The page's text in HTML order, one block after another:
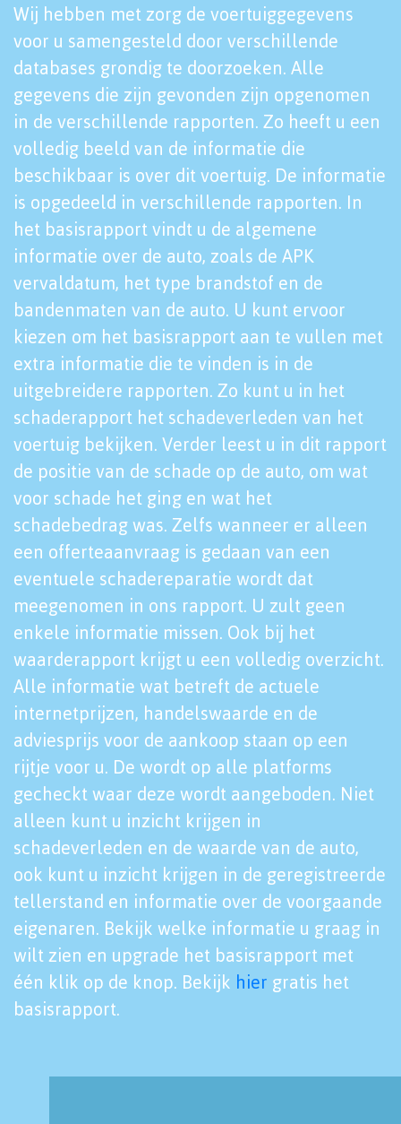
Wij hebben met zorg de voertuiggegevens
voor u samengesteld door verschillende
databases grondig te doorzoeken. Alle
gegevens die zijn gevonden zijn opgenomen
in de verschillende rapporten. Zo heeft u een
volledig beeld van de informatie die
beschikbaar is over dit voertuig. De informatie
is opgedeeld in verschillende rapporten. In
het basisrapport vindt u de algemene
informatie over de auto, zoals de APK
vervaldatum, het type brandstof en de
bandenmaten van de auto. U kunt ervoor
kiezen om het basisrapport aan te vullen met
extra informatie die te vinden is in de
uitgebreidere rapporten. Zo kunt u in het
schaderapport het schadeverleden van het
voertuig bekijken. Verder leest u in dit rapport
de positie van de schade op de auto, om wat
voor schade het ging en wat het
schadebedrag was. Zelfs wanneer er alleen
een offerteaanvraag is gedaan van een
eventuele schadereparatie wordt dat
meegenomen in ons rapport. U zult geen
enkele informatie missen. Ook bij het
waarderapport krijgt u een volledig overzicht.
Alle informatie wat betreft de actuele
internetprijzen, handelswaarde en de
adviesprijs voor de aankoop staan op een
rijtje voor u. De wordt op alle platforms
gecheckt waar deze wordt aangeboden. Niet
alleen kunt u inzicht krijgen in
schadeverleden en de waarde van de auto,
ook kunt u inzicht krijgen in de geregistreerde
tellerstand en informatie over de voorgaande
eigenaren. Bekijk welke informatie u graag in
wilt zien en upgrade het basisrapport met
één klik op de knop. Bekijk hier gratis het
basisrapport.